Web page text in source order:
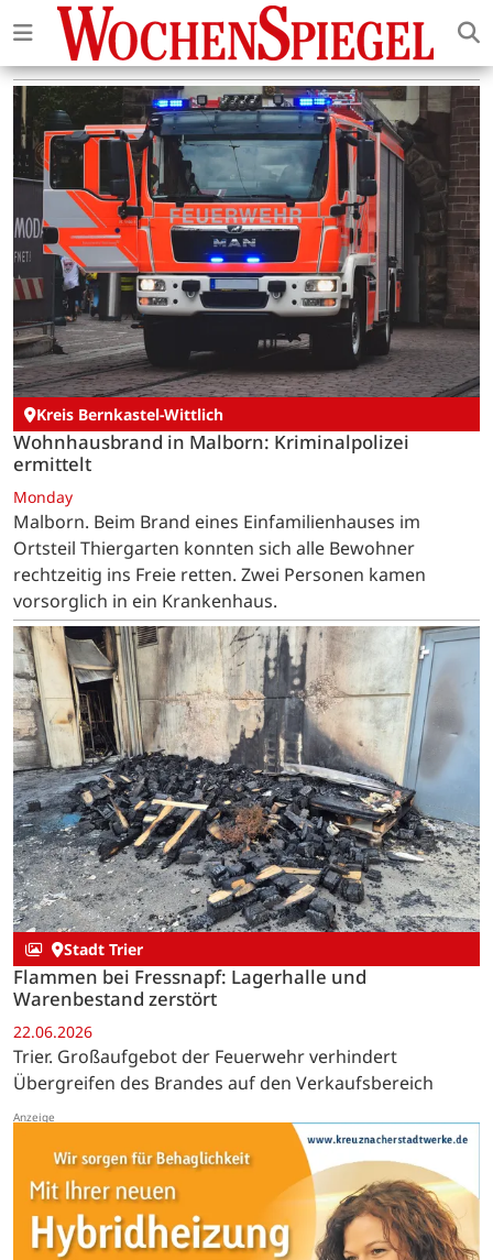
Kreis Bernkastel-Wittlich
Wohnhausbrand in Malborn: Kriminalpolizei
ermittelt
Monday
Malborn. Beim Brand eines Einfamilienhauses im
Ortsteil Thiergarten konnten sich alle Bewohner
rechtzeitig ins Freie retten. Zwei Personen kamen
vorsorglich in ein Krankenhaus.
Stadt Trier
Flammen bei Fressnapf: Lagerhalle und
Warenbestand zerstört
22.06.2026
Trier. Großaufgebot der Feuerwehr verhindert
Übergreifen des Brandes auf den Verkaufsbereich